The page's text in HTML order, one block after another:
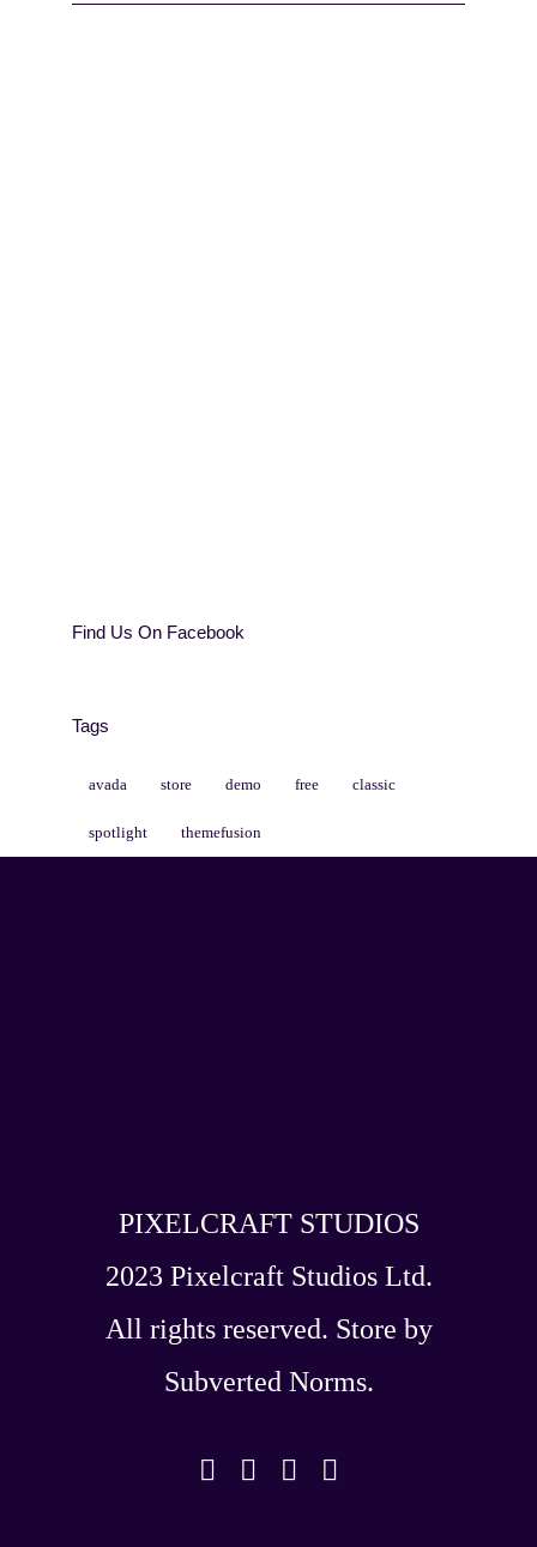
Find Us On Facebook
Tags
avada store demo free classic
spotlight themefusion
PIXELCRAFT STUDIOS
2023 Pixelcraft Studios Ltd.
All rights reserved. Store by
Subverted Norms.